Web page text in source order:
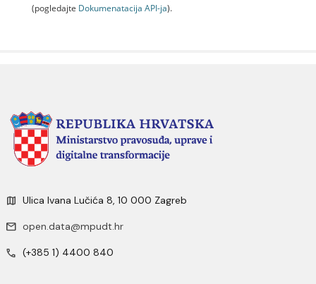
(pogledajte Dokumenаtаcijа API-jа).